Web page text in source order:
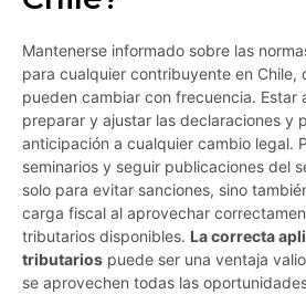
Mantenerse informado sobre las
para cualquier contribuyente en Chile,
pueden cambiar con frecuencia. Estar
preparar y ajustar las declaraciones y
anticipación a cualquier cambio legal.
seminarios y seguir publicaciones del
solo para evitar sanciones, sino
carga fiscal al aprovechar
tributarios disponibles. La correcta
tributarios puede ser una ventaja
se aprovechen todas las